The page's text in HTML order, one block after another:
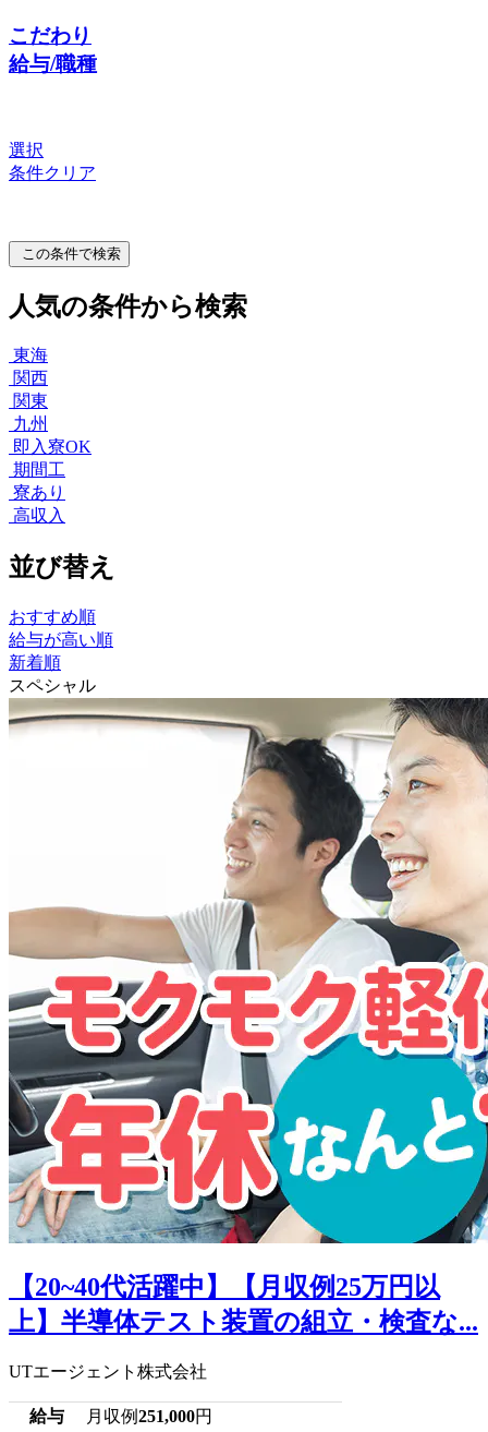
こだわり
給与/職種
選択
条件クリア
この条件で検索
人気の条件から検索
東海
関西
関東
九州
即入寮OK
期間工
寮あり
高収入
並び替え
おすすめ順
給与が高い順
新着順
スペシャル
【20~40代活躍中】【月収例25万円以
上】半導体テスト装置の組立・検査な...
UTエージェント株式会社
給与 月収例251,000円